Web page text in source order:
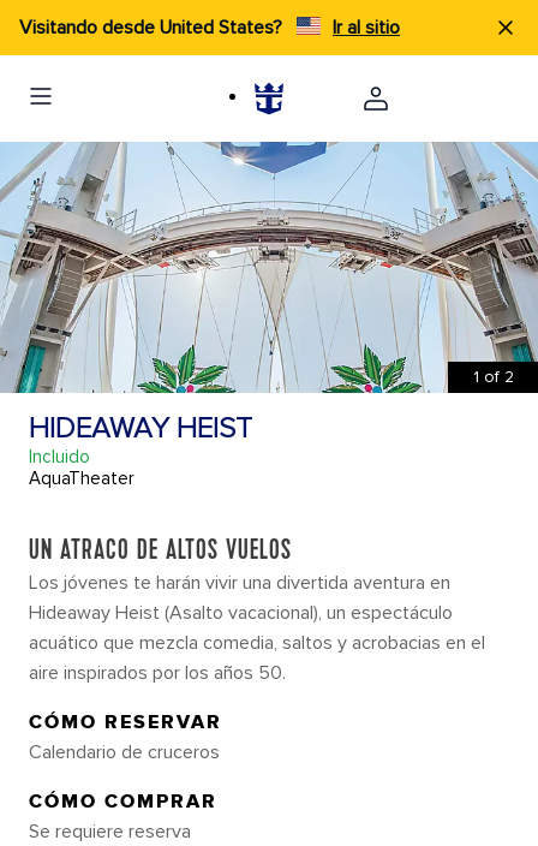
Visitando desde United States? Ir al sitio
1 of 2
HIDEAWAY HEIST
Incluido
AquaTheater
UN ATRACO DE ALTOS VUELOS
Los jóvenes te harán vivir una divertida aventura en
Hideaway Heist (Asalto vacacional), un espectáculo
acuático que mezcla comedia, saltos y acrobacias en el
aire inspirados por los años 50.
CÓMO RESERVAR
Calendario de cruceros
CÓMO COMPRAR
Se requiere reserva